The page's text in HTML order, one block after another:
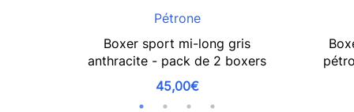
Pétrone
Boxer sport mi-long gris
anthracite - pack de 2 boxers
45,00€